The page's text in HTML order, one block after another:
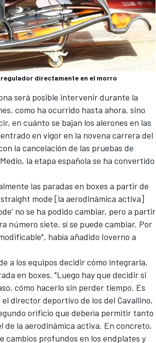
directamente en el morro
será posible intervenir durante la
como ha ocurrido hasta ahora, sino
en cuánto se bajan los alerones en las
en vigor en la novena carrera del
la cancelación de las pruebas de
, la etapa española se ha convertido
las paradas en boxes a partir de
mode [la aerodinámica activa]
no se ha podido cambiar, pero a partir
número siete, sí se puede cambiar. Por
había añadido Ioverno a
a los equipos decidir cómo integrarla,
en boxes. "Luego hay que decidir si
cómo hacerlo sin perder tiempo. Es
director deportivo de los del Cavallino.
orificio que debería permitir tanto
de la aerodinámica activa. En concreto,
cambios profundos en los endplates y